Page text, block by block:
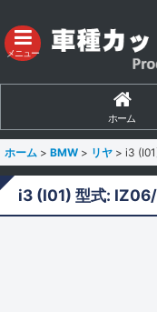
メニュー
ホーム
ホーム > BMW > リヤ > i3
i3 (I01) 型式: